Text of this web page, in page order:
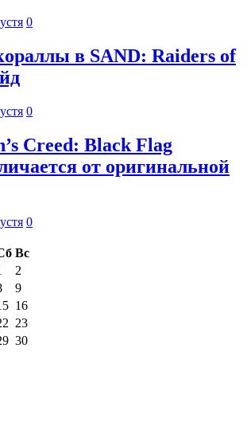
0
в SAND: Raiders of
0
Creed: Black Flag
от оригинальной
0
Вс
2
9
16
23
30